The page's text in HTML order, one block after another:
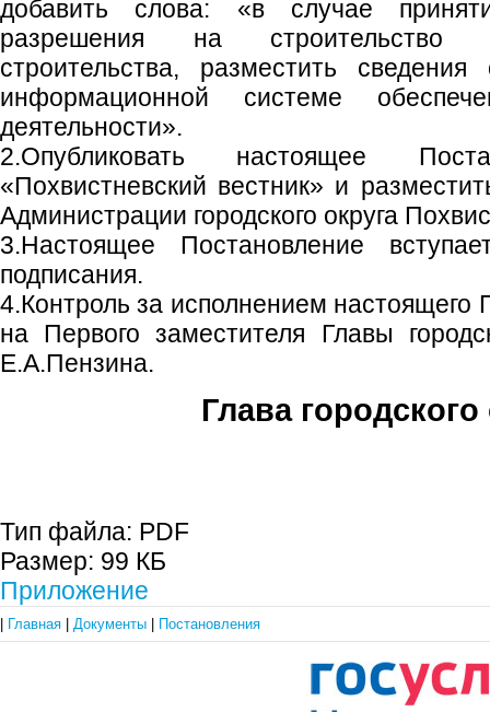
добавить слова: «в случае
разрешения на строительство
строительства, разместить
информационной системе
деятельности».
2.Опубликовать настоящее
«Похвистневский вестник» и
Администрации городского округа
3.Настоящее Постановление
подписания.
4.Контроль за исполнением настоящего
на Первого заместителя Главы
Е.А.Пензина.
Глава городского
Тип файла: PDF
Размер: 99 КБ
Приложение
Главная Документы Постановления